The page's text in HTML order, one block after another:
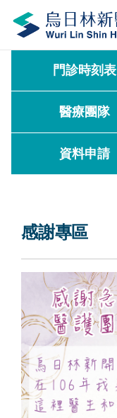
門診時刻表
醫療團隊
資料申請
感謝專區